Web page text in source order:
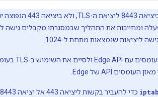
כדי להעביר בקשות ליציאה 443 אל יציאה 8443. לדוגמה: